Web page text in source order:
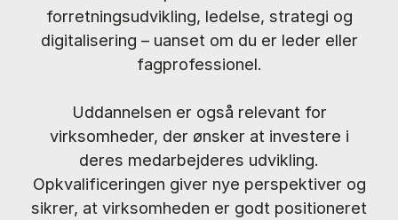
forretningsudvikling, ledelse, strategi og
digitalisering – uanset om du er leder eller
fagprofessionel.
Uddannelsen er også relevant for
virksomheder, der ønsker at investere i
deres medarbejderes udvikling.
Opkvalificeringen giver nye perspektiver og
sikrer, at virksomheden er godt positioneret